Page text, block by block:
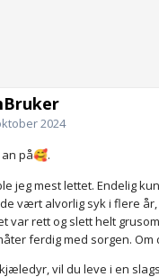
2024
på🥰.
jeg mest lettet. Endelig
vært alvorlig syk i flere
var rett og slett helt
ferdig med sorgen. Om
vil du leve i en